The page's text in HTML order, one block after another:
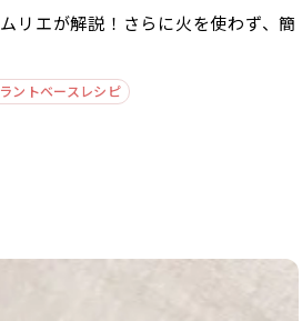
リエが解説！さらに火を使わず、簡
ントベースレシピ